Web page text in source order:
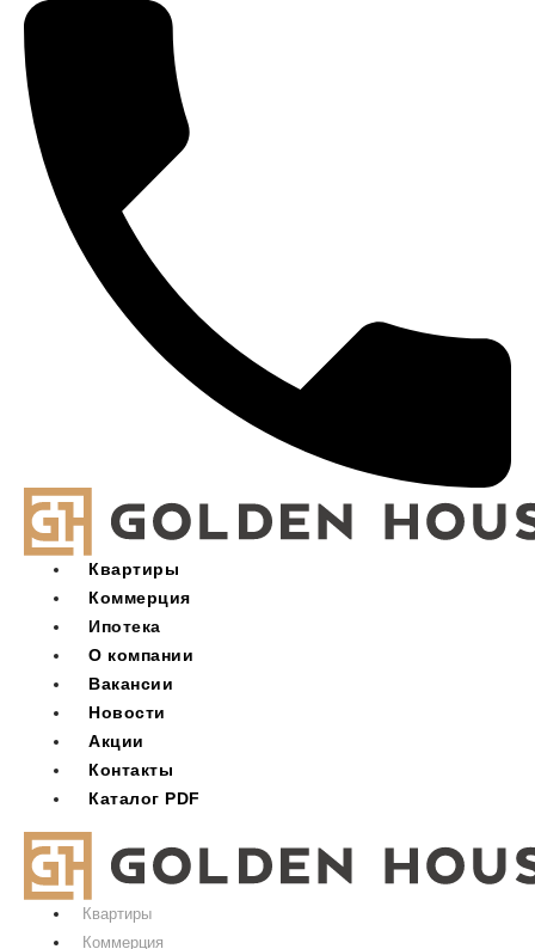
Квартиры
Коммерция
Ипотека
О компании
Вакансии
Новости
Акции
Контакты
Каталог PDF
Квартиры
Коммерция